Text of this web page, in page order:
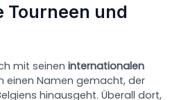
Tourneen und
mit seineninternationalen
einen Namen gemacht, der
hinausgeht. Überall dort,